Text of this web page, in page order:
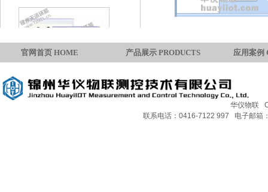
官网首页 HOME 产品展示 PRODUCTS 应用案例
华仪物联
联系电话：0416-7122 997 电子邮箱